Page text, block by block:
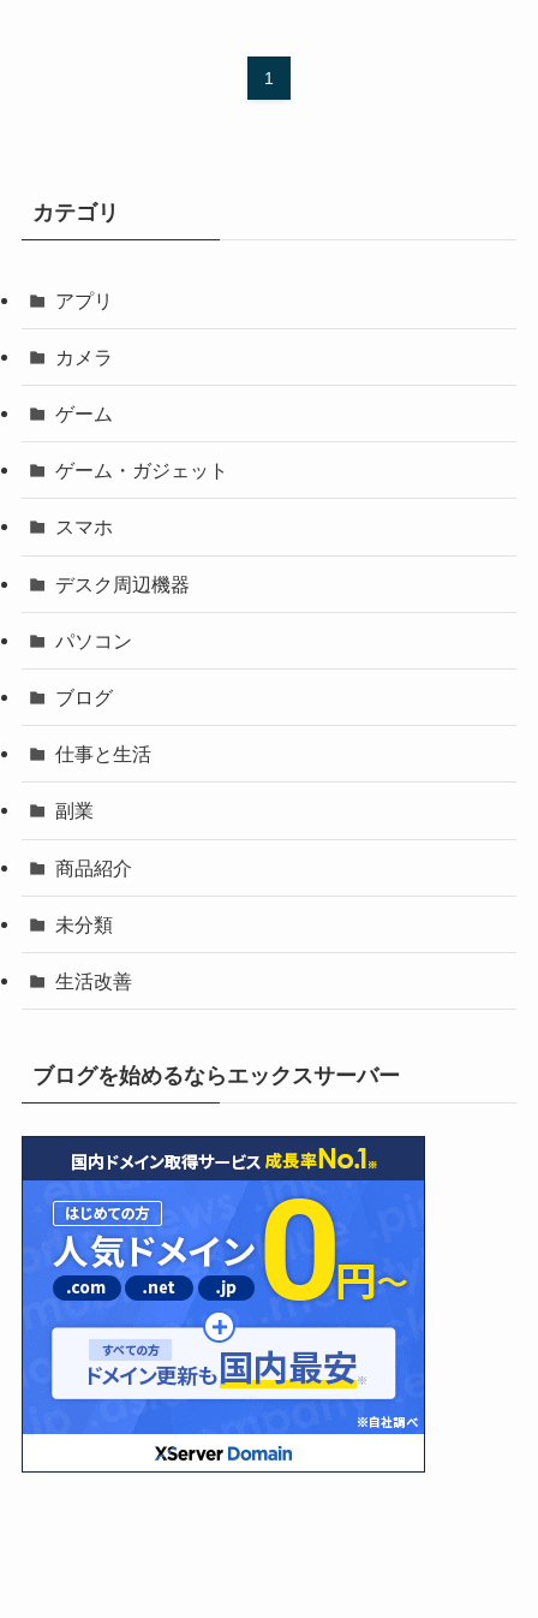
1
カテゴリ
アプリ
カメラ
ゲーム
ゲーム・ガジェット
スマホ
デスク周辺機器
パソコン
ブログ
仕事と生活
副業
商品紹介
未分類
生活改善
ブログを始めるならエックスサーバー